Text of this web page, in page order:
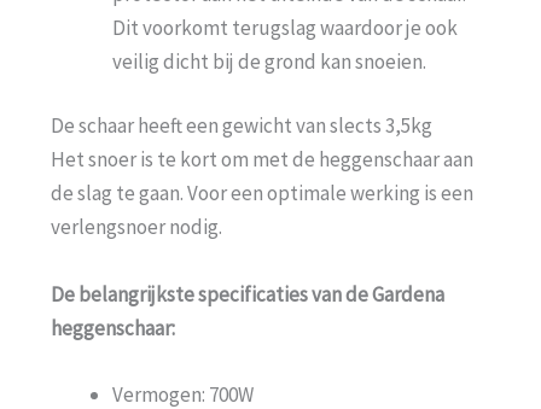
Dit voorkomt terugslag waardoor je ook
veilig dicht bij de grond kan snoeien.
De schaar heeft een gewicht van slects 3,5kg
Het snoer is te kort om met de heggenschaar aan
de slag te gaan. Voor een optimale werking is een
verlengsnoer nodig.
De belangrijkste specificaties van de Gardena
heggenschaar:
Vermogen: 700W